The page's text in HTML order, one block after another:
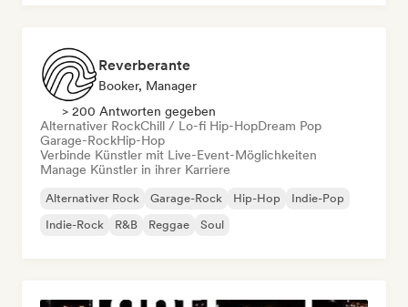
Reverberante
Booker, Manager
> 200 Antworten gegeben
Alternativer RockChill / Lo-fi Hip-HopDream Pop
Garage-RockHip-Hop
Verbinde Künstler mit Live-Event-Möglichkeiten
Manage Künstler in ihrer Karriere
Alternativer Rock Garage-Rock Hip-Hop
Indie-Pop
Indie-Rock
R&B Reggae Soul